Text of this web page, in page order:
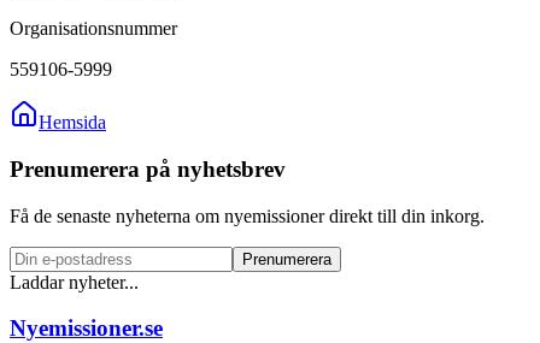
Organisationsnummer
559106-5999
Hemsida
Prenumerera på nyhetsbrev
Få de senaste nyheterna om nyemissioner direkt till din inkorg.
Prenumerera
Laddar nyheter...
Nyemissioner.se